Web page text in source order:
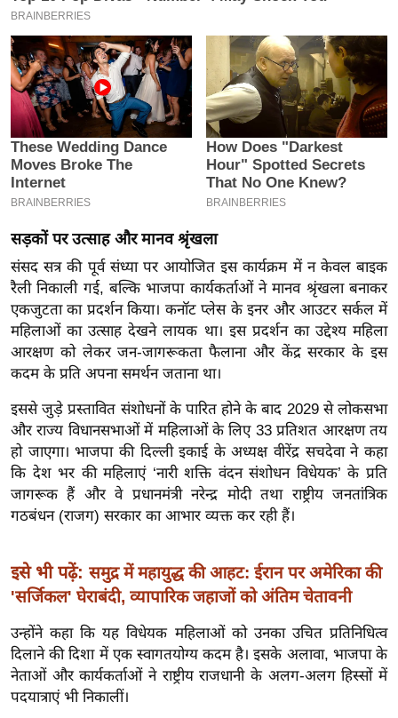
6
क्रा
इ
म
ई
-
पे
प
र
मि
ल
बे
मि
सा
श
ख्सि
य
त
यं
इं
डि
सा
हि
त्य
ज
सड़कों पर उत्साह और मानव श्रृंखला
संसद सत्र की पूर्व संध्या पर आयोजित इस कार्यक्रम में न केवल बाइक
रैली निकाली गई, बल्कि भाजपा कार्यकर्ताओं ने मानव श्रृंखला बनाकर
एकजुटता का प्रदर्शन किया। कनॉट प्लेस के इनर और आउटर सर्कल में
महिलाओं का उत्साह देखने लायक था। इस प्रदर्शन का उद्देश्य महिला
आरक्षण को लेकर जन-जागरूकता फैलाना और केंद्र सरकार के इस
कदम के प्रति अपना समर्थन जताना था।
इससे जुड़े प्रस्तावित संशोधनों के पारित होने के बाद 2029 से लोकसभा
और राज्य विधानसभाओं में महिलाओं के लिए 33 प्रतिशत आरक्षण तय
हो जाएगा। भाजपा की दिल्ली इकाई के अध्यक्ष वीरेंद्र सचदेवा ने कहा
कि देश भर की महिलाएं ‘नारी शक्ति वंदन संशोधन विधेयक’ के प्रति
जागरूक हैं और वे प्रधानमंत्री नरेन्द्र मोदी तथा राष्ट्रीय जनतांत्रिक
गठबंधन (राजग) सरकार का आभार व्यक्त कर रही हैं।
इसे भी पढ़ें: समुद्र में महायुद्ध की आहट: ईरान पर अमेरिका की
'सर्जिकल' घेराबंदी, व्यापारिक जहाजों को अंतिम चेतावनी
उन्होंने कहा कि यह विधेयक महिलाओं को उनका उचित प्रतिनिधित्व
दिलाने की दिशा में एक स्वागतयोग्य कदम है। इसके अलावा, भाजपा के
नेताओं और कार्यकर्ताओं ने राष्ट्रीय राजधानी के अलग-अलग हिस्सों में
पदयात्राएं भी निकालीं।